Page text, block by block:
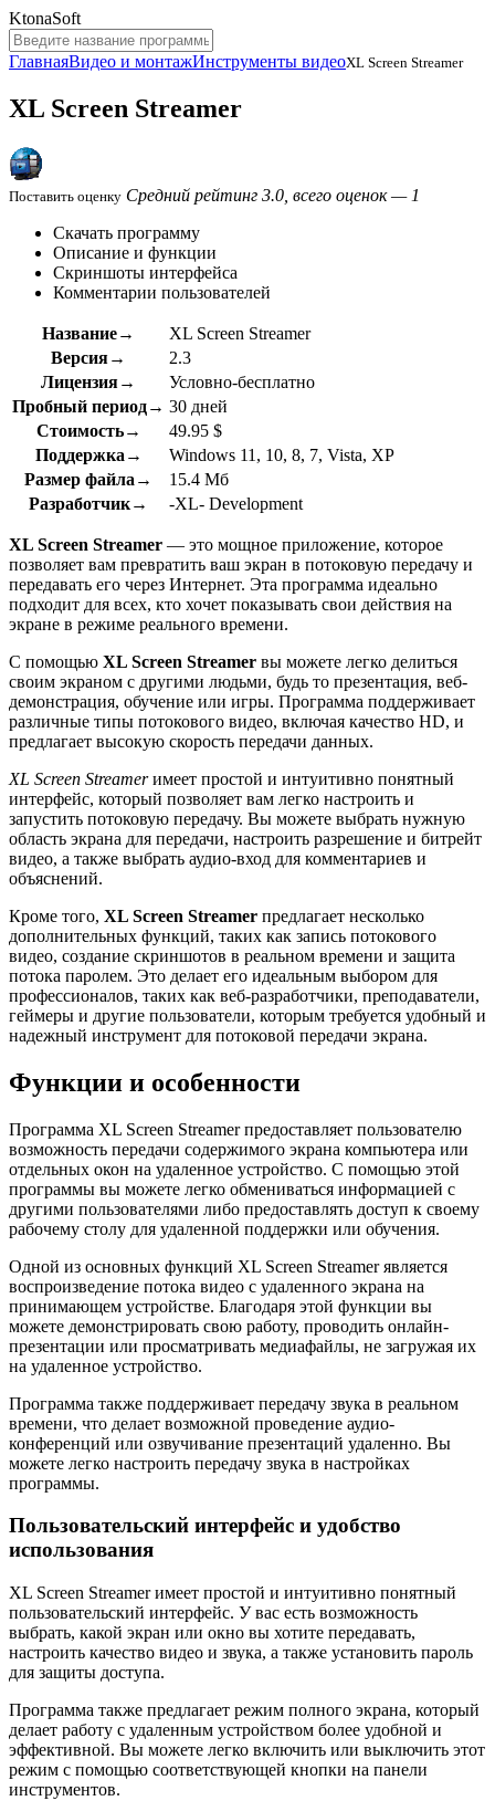
KtonaSoft
ГлавнаяВидео и монтажИнструменты видеоXL Screen Streamer
XL Screen Streamer
Поставить оценку Средний рейтинг 3.0, всего оценок — 1
Скачать программу
Описание и функции
Скриншоты интерфейса
Комментарии пользователей
Название→
XL Screen Streamer
Версия→
2.3
Лицензия→
Условно-бесплатно
Пробный период→ 30 дней
Стоимость→
49.95 $
Поддержка→
Windows 11, 10, 8, 7, Vista, XP
Размер файла→
15.4 Мб
Разработчик→
-XL- Development
XL Screen Streamer — это мощное приложение, которое
позволяет вам превратить ваш экран в потоковую передачу и
передавать его через Интернет. Эта программа идеально
подходит для всех, кто хочет показывать свои действия на
экране в режиме реального времени.
С помощью XL Screen Streamer вы можете легко делиться
своим экраном с другими людьми, будь то презентация, веб-
демонстрация, обучение или игры. Программа поддерживает
различные типы потокового видео, включая качество HD, и
предлагает высокую скорость передачи данных.
XL Screen Streamerимеет простой и интуитивно понятный
интерфейс, который позволяет вам легко настроить и
запустить потоковую передачу. Вы можете выбрать нужную
область экрана для передачи, настроить разрешение и битрейт
видео, а также выбрать аудио-вход для комментариев и
объяснений.
Кроме того, XL Screen Streamer предлагает несколько
дополнительных функций, таких как запись потокового
видео, создание скриншотов в реальном времени и защита
потока паролем. Это делает его идеальным выбором для
профессионалов, таких как веб-разработчики, преподаватели,
геймеры и другие пользователи, которым требуется удобный и
надежный инструмент для потоковой передачи экрана.
Функции и особенности
Программа XL Screen Streamer предоставляет пользователю
возможность передачи содержимого экрана компьютера или
отдельных окон на удаленное устройство. С помощью этой
программы вы можете легко обмениваться информацией с
другими пользователями либо предоставлять доступ к своему
рабочему столу для удаленной поддержки или обучения.
Одной из основных функций XL Screen Streamer является
воспроизведение потока видео с удаленного экрана на
принимающем устройстве. Благодаря этой функции вы
можете демонстрировать свою работу, проводить онлайн-
презентации или просматривать медиафайлы, не загружая их
на удаленное устройство.
Программа также поддерживает передачу звука в реальном
времени, что делает возможной проведение аудио-
конференций или озвучивание презентаций удаленно. Вы
можете легко настроить передачу звука в настройках
программы.
Пользовательский интерфейс и удобство
использования
XL Screen Streamer имеет простой и интуитивно понятный
пользовательский интерфейс. У вас есть возможность
выбрать, какой экран или окно вы хотите передавать,
настроить качество видео и звука, а также установить пароль
для защиты доступа.
Программа также предлагает режим полного экрана, который
делает работу с удаленным устройством более удобной и
эффективной. Вы можете легко включить или выключить этот
режим с помощью соответствующей кнопки на панели
инструментов.